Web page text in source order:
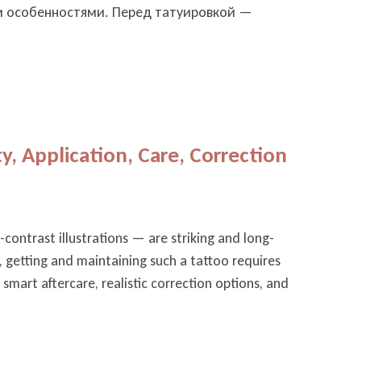
особенностями. Перед татуировкой —
Application, Care, Correction
illustrations — are striking and long-
and maintaining such a tattoo requires
aftercare, realistic correction options, and